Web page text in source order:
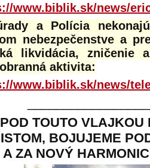
www.biblik.sk/news/
a Polícia
nebezpečenstve a
likvidácia, zničenie
aktivita:
www.biblik.sk/news/
POD TOUTO VLAJKOU
BOJUJEME
A ZA NOVÝ